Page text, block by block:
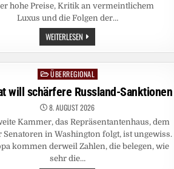
hohe Preise, Kritik an vermeintlichem
Luxus und die Folgen der…
WEITERLESEN GASTRONOMIE
UND
TOURISMUS:
FORDERN
DEN
GÄSTEN
GERADE
MEHR
AB,
ALS
WIR
WOLLEN“
Posted
in
ÜBERREGIONAL
will schärfere Russland-Sanktionen
8. AUGUST 2026
Kammer, das Repräsentantenhaus, dem
Senatoren in Washington folgt, ist ungewiss.
kommen derweil Zahlen, die belegen, wie
sehr die…